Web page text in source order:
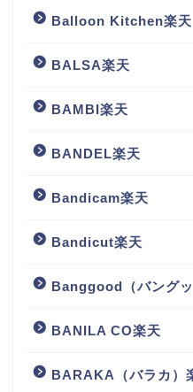
Balloon Kitchen楽天
BALSA楽天
BAMBI楽天
BANDEL楽天
Bandicam楽天
Bandicut楽天
Banggood（バング
BANILA CO楽天
BARAKA（バラカ）